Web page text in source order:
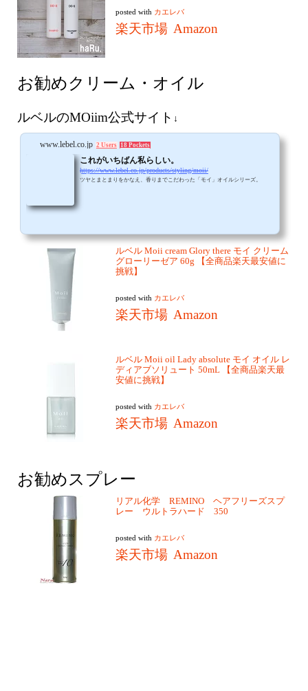
posted with カエレバ
楽天市場 Amazon
お勧めクリーム・オイル
ルベルのMOiim公式サイト ↓
www.lebel.co.jp 2 Users 18 Pockets
これがいちばん私らしい。
https://www.lebel.co.jp/products/styling/moii/
ツヤとまとまりをかなえ、香りまでこだわった「モイ」オイルシリーズ。
ルベル Moii cream Glory there モイ クリーム
グローリーゼア 60g 【全商品楽天最安値に
挑戦】
posted with カエレバ
楽天市場 Amazon
ルベル Moii oil Lady absolute モイ オイル レ
ディアブソリュート 50mL 【全商品楽天最
安値に挑戦】
posted with カエレバ
楽天市場 Amazon
お勧めスプレー
リアル化学 REMINO ヘアフリーズスプ
レー ウルトラハード 350
posted with カエレバ
楽天市場 Amazon